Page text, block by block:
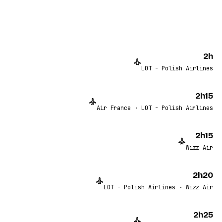
2h
LOT - Polish Airlines
2h15
Air France · LOT - Polish Airlines
2h15
Wizz Air
2h20
LOT - Polish Airlines · Wizz Air
2h25